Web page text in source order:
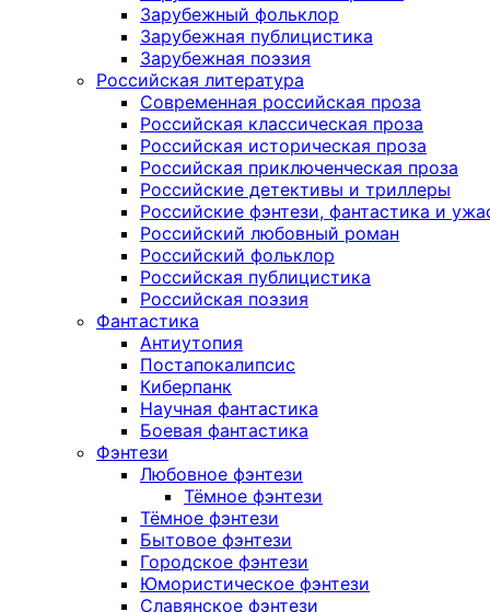
Зарубежный фольклор
Зарубежная публицистика
Зарубежная поэзия
Российская литература
Современная российская проза
Российская классическая проза
Российская историческая проза
Российская приключенческая проза
Российские детективы и триллеры
Российские фэнтези, фантастика и
Российский любовный роман
Российский фольклор
Российская публицистика
Российская поэзия
Фантастика
Антиутопия
Постапокалипсис
Киберпанк
Научная фантастика
Боевая фантастика
Фэнтези
Любовное фэнтези
Тёмное фэнтези
Тёмное фэнтези
Бытовое фэнтези
Городское фэнтези
Юмористическое фэнтези
Славянское фэнтези